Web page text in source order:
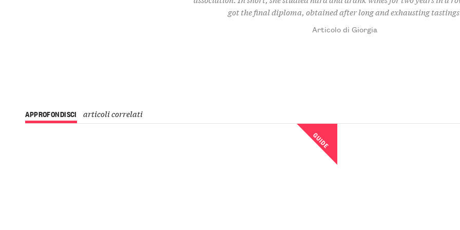
got the final diploma, obtained after long and exhausting
Articolo di Giorgia
APPROFONDISCI articoli correlati
GUIDE